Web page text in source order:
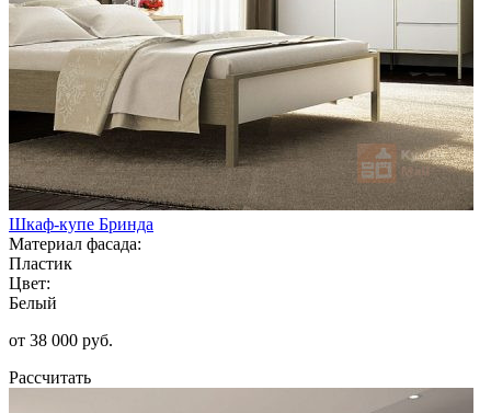
Шкаф-купе Бринда
Материал фасада:
Пластик
Цвет:
Белый
от 38 000 руб.
Рассчитать